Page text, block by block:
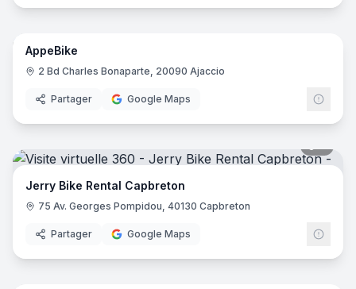
12
AppeBike
2 Bd Charles Bonaparte, 20090 Ajaccio
Partager Google Maps
Jerry Bike Rental Capbreton
75 Av. Georges Pompidou, 40130 Capbreton
Partager Google Maps
7